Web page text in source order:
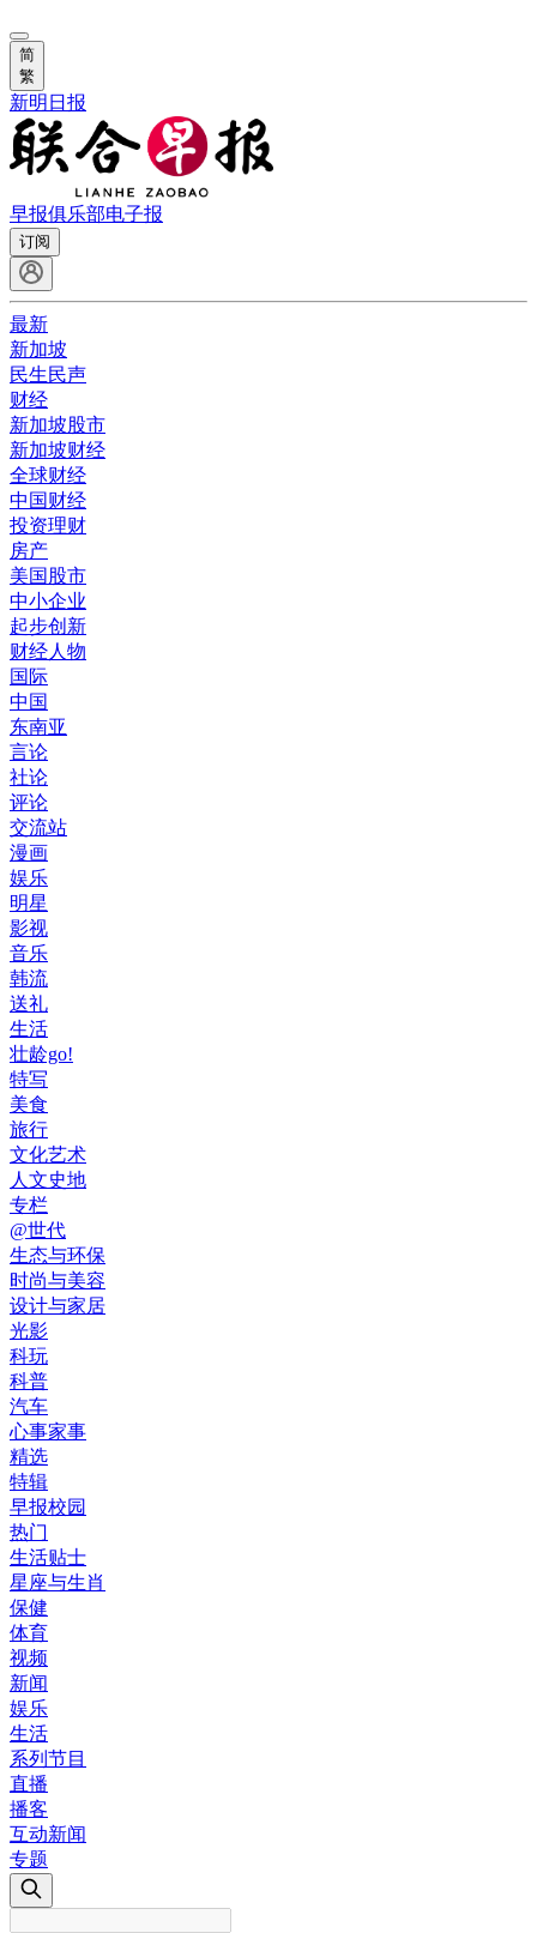
简
繁
新明日报
早报俱乐部电子报
订阅
最新
新加坡
民生民声
财经
新加坡股市
新加坡财经
全球财经
中国财经
投资理财
房产
美国股市
中小企业
起步创新
财经人物
国际
中国
东南亚
言论
社论
评论
交流站
漫画
娱乐
明星
影视
音乐
韩流
送礼
生活
壮龄go!
特写
美食
旅行
文化艺术
人文史地
专栏
@世代
生态与环保
时尚与美容
设计与家居
光影
科玩
科普
汽车
心事家事
精选
特辑
早报校园
热门
生活贴士
星座与生肖
保健
体育
视频
新闻
娱乐
生活
系列节目
直播
播客
互动新闻
专题